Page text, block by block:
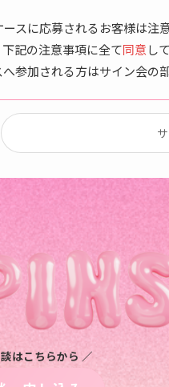
スに応募されるお客様は
記の注意事項に全て同意し
参加される方はサイン会の
はこちらから ／